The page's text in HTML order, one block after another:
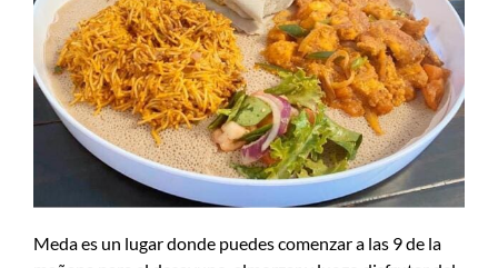
Meda es un lugar donde puedes comenzar a las 9 de la